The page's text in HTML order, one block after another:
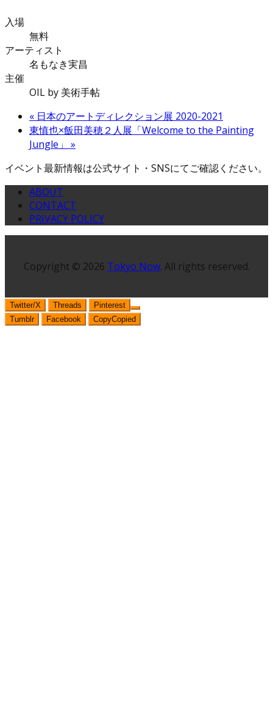
入場
無料
アーティスト
名もなき実昌
主催
OIL by 美術手帖
« 日本のアートディレクション展 2020-2021
東慎也×飯田美穂２人展「Welcome to the Painting
Jungle」 »
イベント最新情報は公式サイト・SNSにてご確認ください。
ABOUT
CONTACT
PRIVACY POLICY
Copyright © 2026 Tokyo Now. All rights reserved.
Twitter/X Threads
Pinterest
Tumblr
Facebook CopyCopied